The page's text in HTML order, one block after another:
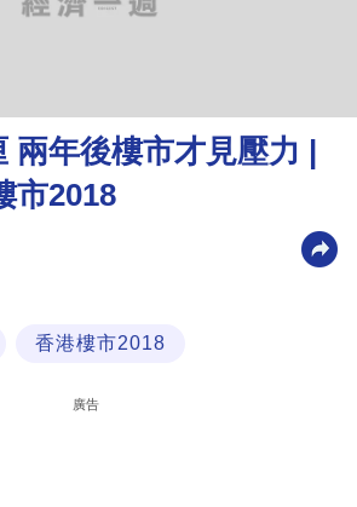
兩年後樓市才見壓力 |
市2018
香港樓市2018
廣告